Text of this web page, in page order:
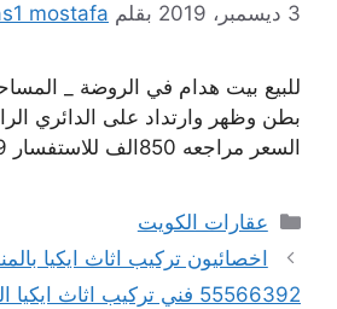
3 ديسمبر، 2019 بقلم mostafa
بطن وظهر وارتداد على الدائري
السعر مراجعه 850الف للاستفسار 99448759
التصنيفات
عقارات الكويت
اخصائيون تركيب اثاث ايكيا
55566392 فني تركيب اثاث ايكيا الكويت